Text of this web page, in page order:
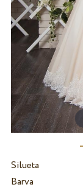
Silueta
Barva